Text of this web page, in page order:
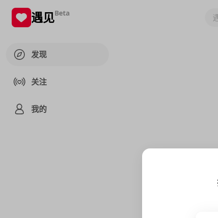
遇见Beta
发现
关注
我的